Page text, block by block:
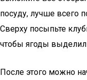
посуду, лучше всего
Сверху посыпьте
чтобы ягоды
После этого можно